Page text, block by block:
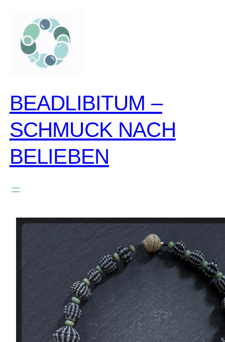
springen
BEADLIBITUM –
SCHMUCK NACH
BELIEBEN